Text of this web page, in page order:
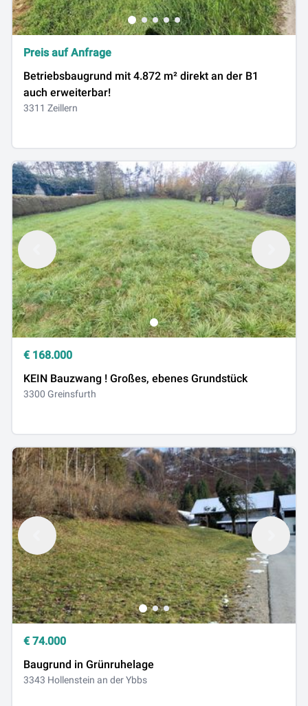
Preis auf Anfrage
Betriebsbaugrund mit 4.872 m² direkt an der B1
auch erweiterbar!
3311 Zeillern
€ 168.000
KEIN Bauzwang ! Großes, ebenes Grundstück
3300 Greinsfurth
€ 74.000
Baugrund in Grünruhelage
3343 Hollenstein an der Ybbs